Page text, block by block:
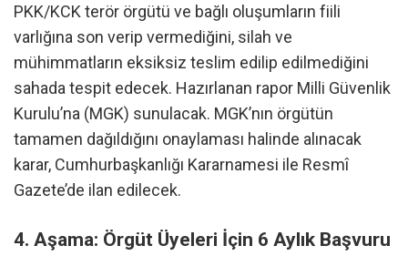
PKK/KCK terör örgütü ve bağlı oluşumların fiili
varlığına son verip vermediğini, silah ve
mühimmatların eksiksiz teslim edilip edilmediğini
sahada tespit edecek. Hazırlanan rapor Milli Güvenlik
Kurulu’na (MGK) sunulacak. MGK’nın örgütün
tamamen dağıldığını onaylaması halinde alınacak
karar, Cumhurbaşkanlığı Kararnamesi ile Resmî
Gazete’de ilan edilecek.
4. Aşama: Örgüt Üyeleri İçin 6 Aylık Başvuru